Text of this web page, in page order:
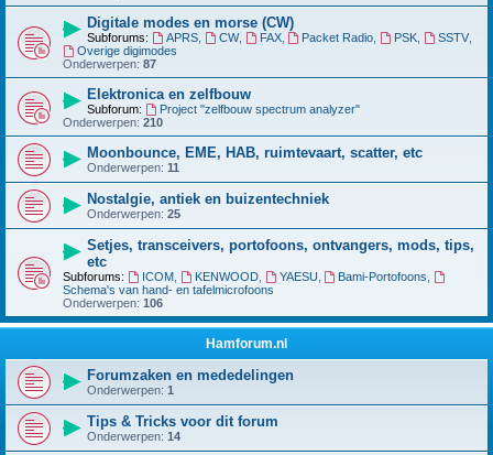
Digitale modes en morse (CW)
Subforums: APRS, CW, FAX, Packet Radio PSK SSTV
Overige digimodes
Onderwerpen: 87
Elektronica en zelfbouw
Subforum:
Project "zelfbouw spectrum analyzer"
Onderwerpen: 210
Moonbounce, EME, HAB, ruimtevaart, scatter, etc
Onderwerpen: 11
Nostalgie, antiek en buizentechniek
Onderwerpen: 25
Setjes, transceivers, portofoons, ontvangers, mods, tips,
etc
Subforums: ICOM, KENWOOD, YAESU Bami-Portofoons
Schema's van hand- en tafelmicrofoons
Onderwerpen: 106
Hamforum.nl
Forumzaken en mededelingen
Onderwerpen: 1
Tips & Tricks voor dit forum
Onderwerpen: 14